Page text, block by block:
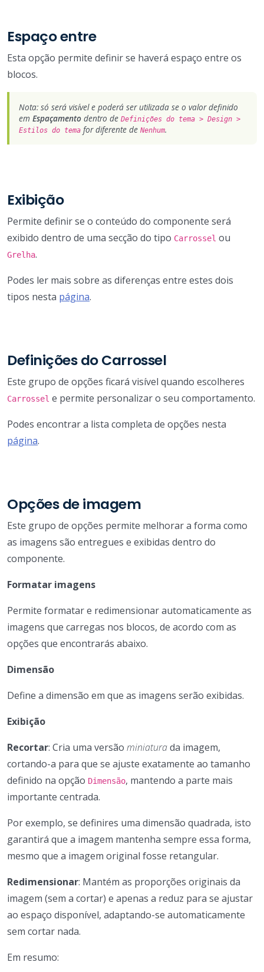
Espaço entre
Esta opção permite definir se haverá espaço entre os
blocos.
Nota: só será visível e poderá ser utilizada se o valor definido
em Espaçamento dentro de Definições do tema > Design >
Estilos do tema for diferente de Nenhum.
Exibição
Permite definir se o conteúdo do componente será
exibido dentro de uma secção do tipo Carrossel ou
Grelha.
Podes ler mais sobre as diferenças entre estes dois
tipos nesta página.
Definições do Carrossel
Este grupo de opções ficará visível quando escolheres
Carrossel e permite personalizar o seu comportamento.
Podes encontrar a lista completa de opções nesta
página.
Opções de imagem
Este grupo de opções permite melhorar a forma como
as imagens são entregues e exibidas dentro do
componente.
Formatar imagens
Permite formatar e redimensionar automaticamente as
imagens que carregas nos blocos, de acordo com as
opções que encontrarás abaixo.
Dimensão
Define a dimensão em que as imagens serão exibidas.
Exibição
Recortar: Cria uma versão miniaturada imagem,
cortando-a para que se ajuste exatamente ao tamanho
definido na opção Dimensão, mantendo a parte mais
importante centrada.
Por exemplo, se definires uma dimensão quadrada, isto
garantirá que a imagem mantenha sempre essa forma,
mesmo que a imagem original fosse retangular.
Redimensionar: Mantém as proporções originais da
imagem (sem a cortar) e apenas a reduz para se ajustar
ao espaço disponível, adaptando-se automaticamente
sem cortar nada.
Em resumo: